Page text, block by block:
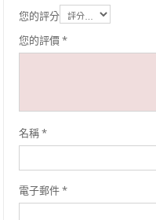
您的評分
您的評價*
名稱*
電子郵件*